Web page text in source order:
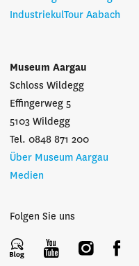
IndustriekulTour Aabach
Museum Aargau
Schloss Wildegg
Effingerweg 5
5103 Wildegg
Tel. 0848 871 200
Über Museum Aargau
Medien
Folgen Sie uns